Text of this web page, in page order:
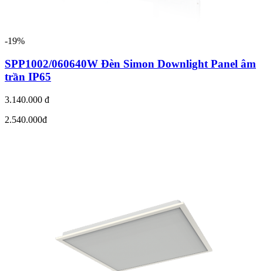
-19%
SPP1002/060640W Đèn Simon Downlight Panel âm
trần IP65
3.140.000 đ
2.540.000đ